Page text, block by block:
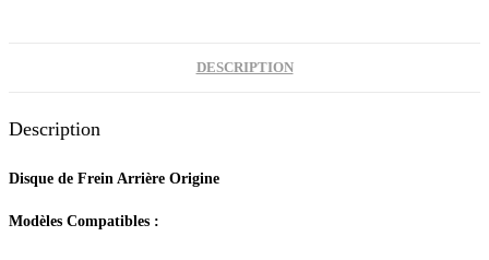
DESCRIPTION
Description
Disque de Frein Arrière Origine
Modèles Compatibles :